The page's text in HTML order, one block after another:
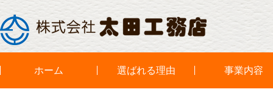
ホーム 選ばれる理由 事業内容